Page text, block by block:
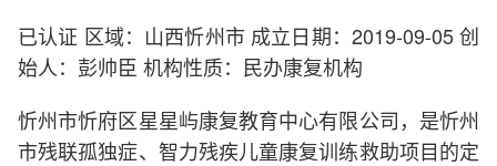
已认证 区域：山西忻州市 成立日期：2019-09-05 创
始人：彭帅臣 机构性质：民办康复机构
忻州市忻府区星星屿康复教育中心有限公司，是忻州
市残联孤独症、智力残疾儿童康复训练救助项目的定